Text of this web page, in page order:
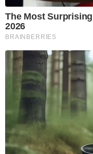
The Most
2026
BRAINBERRIES